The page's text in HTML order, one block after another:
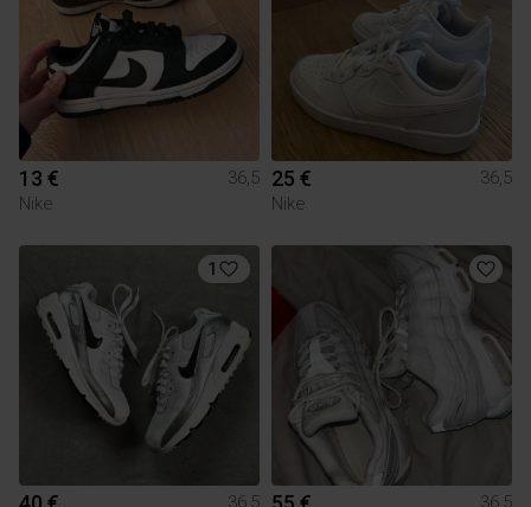
13 €
36,5
Nike
25 €
36,5
Nike
1
36,5
36,5